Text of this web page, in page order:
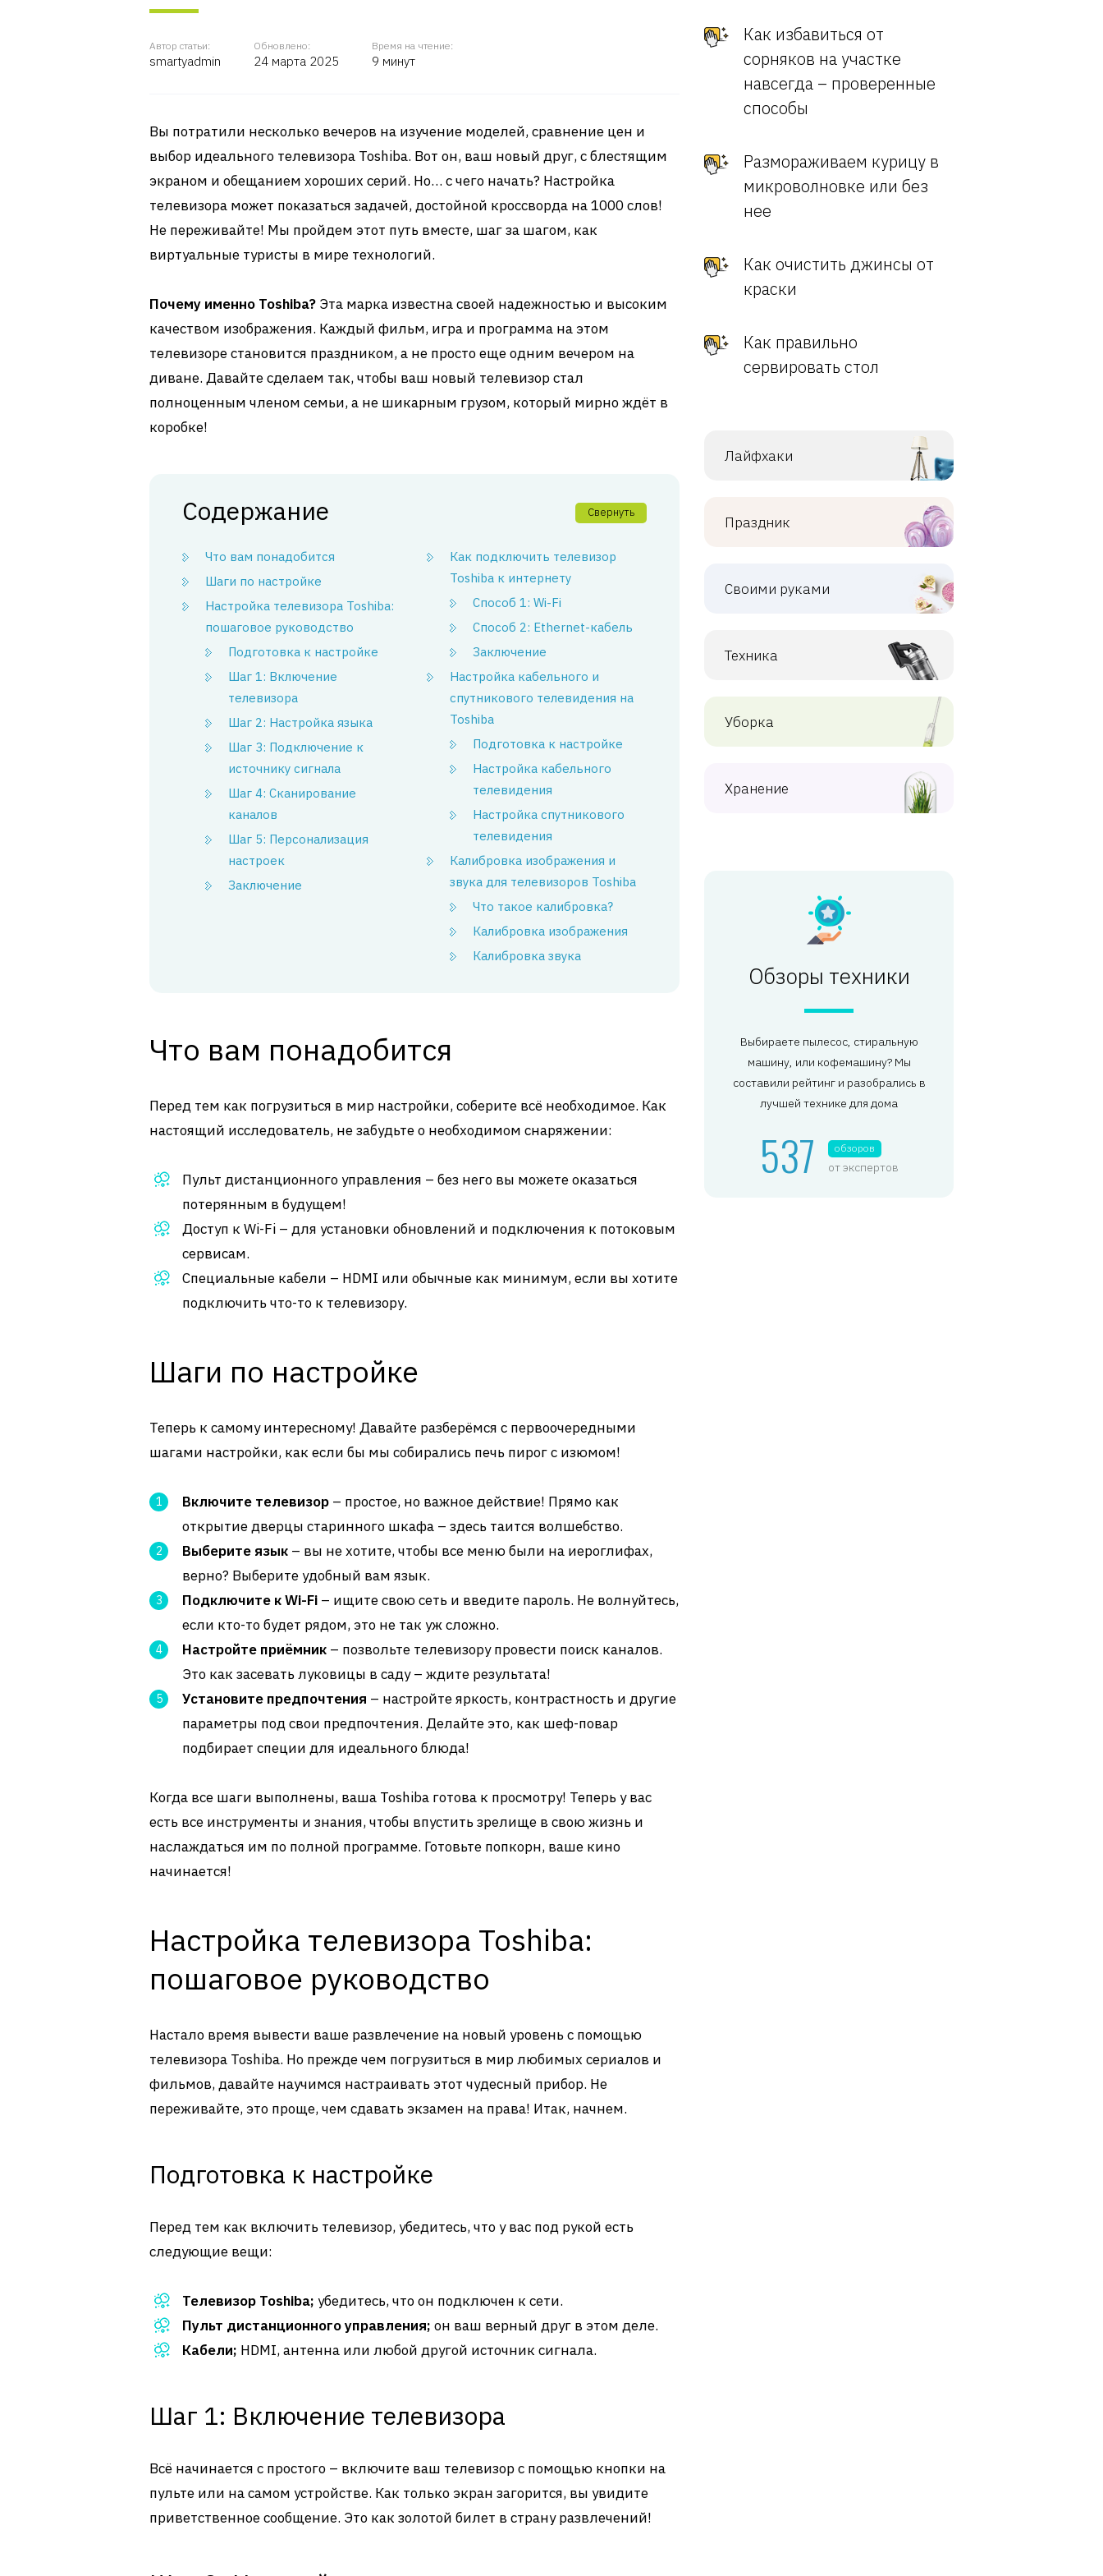
Автор статьи:
smartyadmin
Обновлено:
24 марта 2025
Время на чтение:
9 минут
Вы потратили несколько вечеров на изучение моделей, сравнение цен и
выбор идеального телевизора Toshiba. Вот он, ваш новый друг, с блестящим
экраном и обещанием хороших серий. Но… с чего начать? Настройка
телевизора может показаться задачей, достойной кроссворда на 1000 слов!
Не переживайте! Мы пройдем этот путь вместе, шаг за шагом, как
виртуальные туристы в мире технологий.
Почему именно Toshiba? Эта марка известна своей надежностью и высоким
качеством изображения. Каждый фильм, игра и программа на этом
телевизоре становится праздником, а не просто еще одним вечером на
диване. Давайте сделаем так, чтобы ваш новый телевизор стал
полноценным членом семьи, а не шикарным грузом, который мирно ждёт в
коробке!
Содержание Свернуть
Что вам понадобится
Шаги по настройке
Настройка телевизора Toshiba:
пошаговое руководство
Подготовка к настройке
Шаг 1: Включение
телевизора
Шаг 2: Настройка языка
Шаг 3: Подключение к
источнику сигнала
Шаг 4: Сканирование
каналов
Шаг 5: Персонализация
настроек
Заключение
Как подключить телевизор
Toshiba к интернету
Способ 1: Wi-Fi
Способ 2: Ethernet-кабель
Заключение
Настройка кабельного и
спутникового телевидения на
Toshiba
Подготовка к настройке
Настройка кабельного
телевидения
Настройка спутникового
телевидения
Калибровка изображения и
звука для телевизоров Toshiba
Что такое калибровка?
Калибровка изображения
Калибровка звука
Что вам понадобится
Перед тем как погрузиться в мир настройки, соберите всё необходимое. Как
настоящий исследователь, не забудьте о необходимом снаряжении:
Пульт дистанционного управления – без него вы можете оказаться
потерянным в будущем!
Доступ к Wi-Fi – для установки обновлений и подключения к потоковым
сервисам.
Специальные кабели – HDMI или обычные как минимум, если вы хотите
подключить что-то к телевизору.
Шаги по настройке
Теперь к самому интересному! Давайте разберёмся с первоочередными
шагами настройки, как если бы мы собирались печь пирог с изюмом!
Включите телевизор – простое, но важное действие! Прямо как
открытие дверцы старинного шкафа – здесь таится волшебство.
Выберите язык – вы не хотите, чтобы все меню были на иероглифах,
верно? Выберите удобный вам язык.
Подключите к Wi-Fi – ищите свою сеть и введите пароль. Не волнуйтесь,
если кто-то будет рядом, это не так уж сложно.
Настройте приёмник – позвольте телевизору провести поиск каналов.
Это как засевать луковицы в саду – ждите результата!
Установите предпочтения – настройте яркость, контрастность и другие
параметры под свои предпочтения. Делайте это, как шеф-повар
подбирает специи для идеального блюда!
Когда все шаги выполнены, ваша Toshiba готова к просмотру! Теперь у вас
есть все инструменты и знания, чтобы впустить зрелище в свою жизнь и
наслаждаться им по полной программе. Готовьте попкорн, ваше кино
начинается!
Настройка телевизора Toshiba:
пошаговое руководство
Настало время вывести ваше развлечение на новый уровень с помощью
телевизора Toshiba. Но прежде чем погрузиться в мир любимых сериалов и
фильмов, давайте научимся настраивать этот чудесный прибор. Не
переживайте, это проще, чем сдавать экзамен на права! Итак, начнем.
Подготовка к настройке
Перед тем как включить телевизор, убедитесь, что у вас под рукой есть
следующие вещи:
Телевизор Toshiba; убедитесь, что он подключен к сети.
Пульт дистанционного управления; он ваш верный друг в этом деле.
Кабели; HDMI, антенна или любой другой источник сигнала.
Шаг 1: Включение телевизора
Всё начинается с простого – включите ваш телевизор с помощью кнопки на
пульте или на самом устройстве. Как только экран загорится, вы увидите
приветственное сообщение. Это как золотой билет в страну развлечений!
Как избавиться от
сорняков на участке
навсегда – проверенные
способы
Размораживаем курицу в
микроволновке или без
нее
Как очистить джинсы от
краски
Как правильно
сервировать стол
Лайфхаки
Праздник
Своими руками
Техника
Уборка
Хранение
Обзоры техники
Выбираете пылесос, стиральную
машину, или кофемашину? Мы
составили рейтинг и разобрались в
лучшей технике для дома
537 обзоров
от экспертов